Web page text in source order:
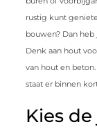
rustig kunt
bouwen? Dan
Denk aan hout
van hout en
staat er binnen
Kies